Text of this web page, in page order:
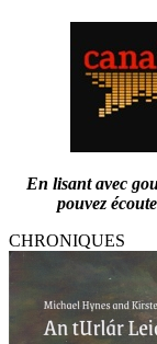
En lisant avec
pouvez
CHRONIQUES